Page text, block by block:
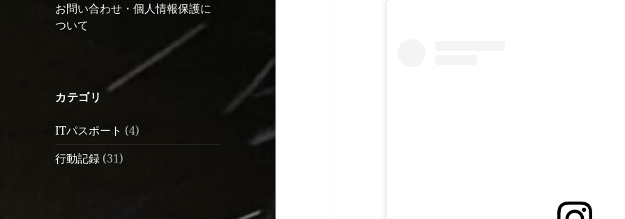
お問い合わせ・個人情報保護に
ついて
カテゴリ
ITパスポート (4)
行動記録 (31)